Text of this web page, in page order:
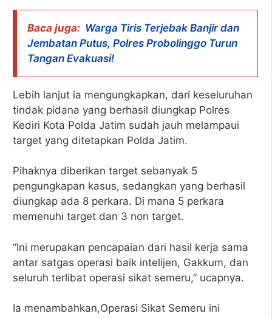
Baca juga: Warga Tiris Terjebak Banjir dan
Jembatan Putus, Polres Probolinggo Turun
Tangan Evakuasi!
Lebih lanjut ia mengungkapkan, dari keseluruhan
tindak pidana yang berhasil diungkap Polres
Kediri Kota Polda Jatim sudah jauh melampaui
target yang ditetapkan Polda Jatim.
Pihaknya diberikan target sebanyak 5
pengungkapan kasus, sedangkan yang berhasil
diungkap ada 8 perkara. Di mana 5 perkara
memenuhi target dan 3 non target.
“Ini merupakan pencapaian dari hasil kerja sama
antar satgas operasi baik intelijen, Gakkum, dan
seluruh terlibat operasi sikat semeru,” ucapnya.
Ia menambahkan,Operasi Sikat Semeru ini